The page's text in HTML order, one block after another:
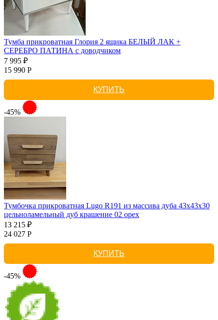
Тумба прикроватная Глория 2 ящика БЕЛЫЙ ЛАК +
СЕРЕБРО ПАТИНА с доводчиком
7 995 ₽
15 990 Р
КУПИТЬ
-45%
Тумбочка прикроватная Lugo R191 из массива дуба 43х43х30
цельноламельный дуб крашение 02 орех
13 215 ₽
24 027 Р
КУПИТЬ
-45%